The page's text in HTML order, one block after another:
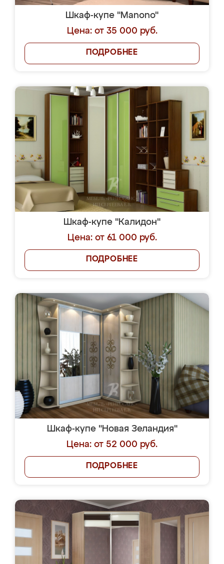
Шкаф-купе "Manono"
Цена: от 35 000 руб.
ПОДРОБНЕЕ
Шкаф-купе "Калидон"
Цена: от 61 000 руб.
ПОДРОБНЕЕ
Шкаф-купе "Новая Зеландия"
Цена: от 52 000 руб.
ПОДРОБНЕЕ